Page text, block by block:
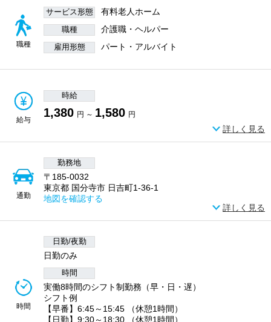
職種
サービス形態 有料老人ホーム
職種 介護職・ヘルパー
雇用形態 パート・アルバイト
給与
時給
1,380 円 ～ 1,580 円
詳しく見る
通勤
勤務地
〒185-0032
東京都 国分寺市 日吉町1-36-1
地図を確認する
詳しく見る
時間
日勤/夜勤
日勤のみ
時間
実働8時間のシフト制勤務（早・日・遅）
シフト例
【早番】6:45～15:45 （休憩1時間）
【日勤】9:30～18:30 （休憩1時間）